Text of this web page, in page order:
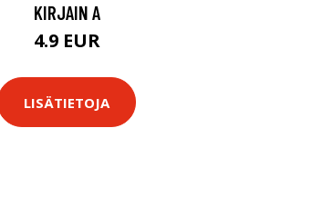
KIRJAIN A
4.9 EUR
LISÄTIETOJA